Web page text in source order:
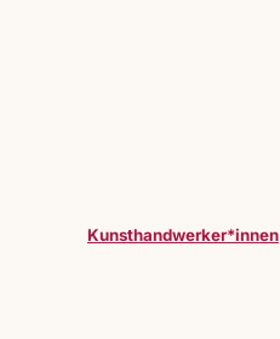
Kunsthandwerker*innen